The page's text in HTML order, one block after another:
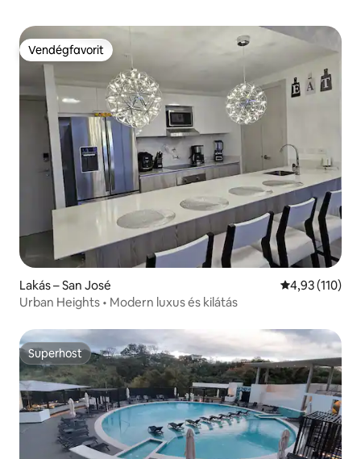
Vendégfavorit
Vendégfavorit
Lakás – San José Átlagos
4,93 (110)
Urban Heights • Modern luxus és kilátás
Superhost
Superhost